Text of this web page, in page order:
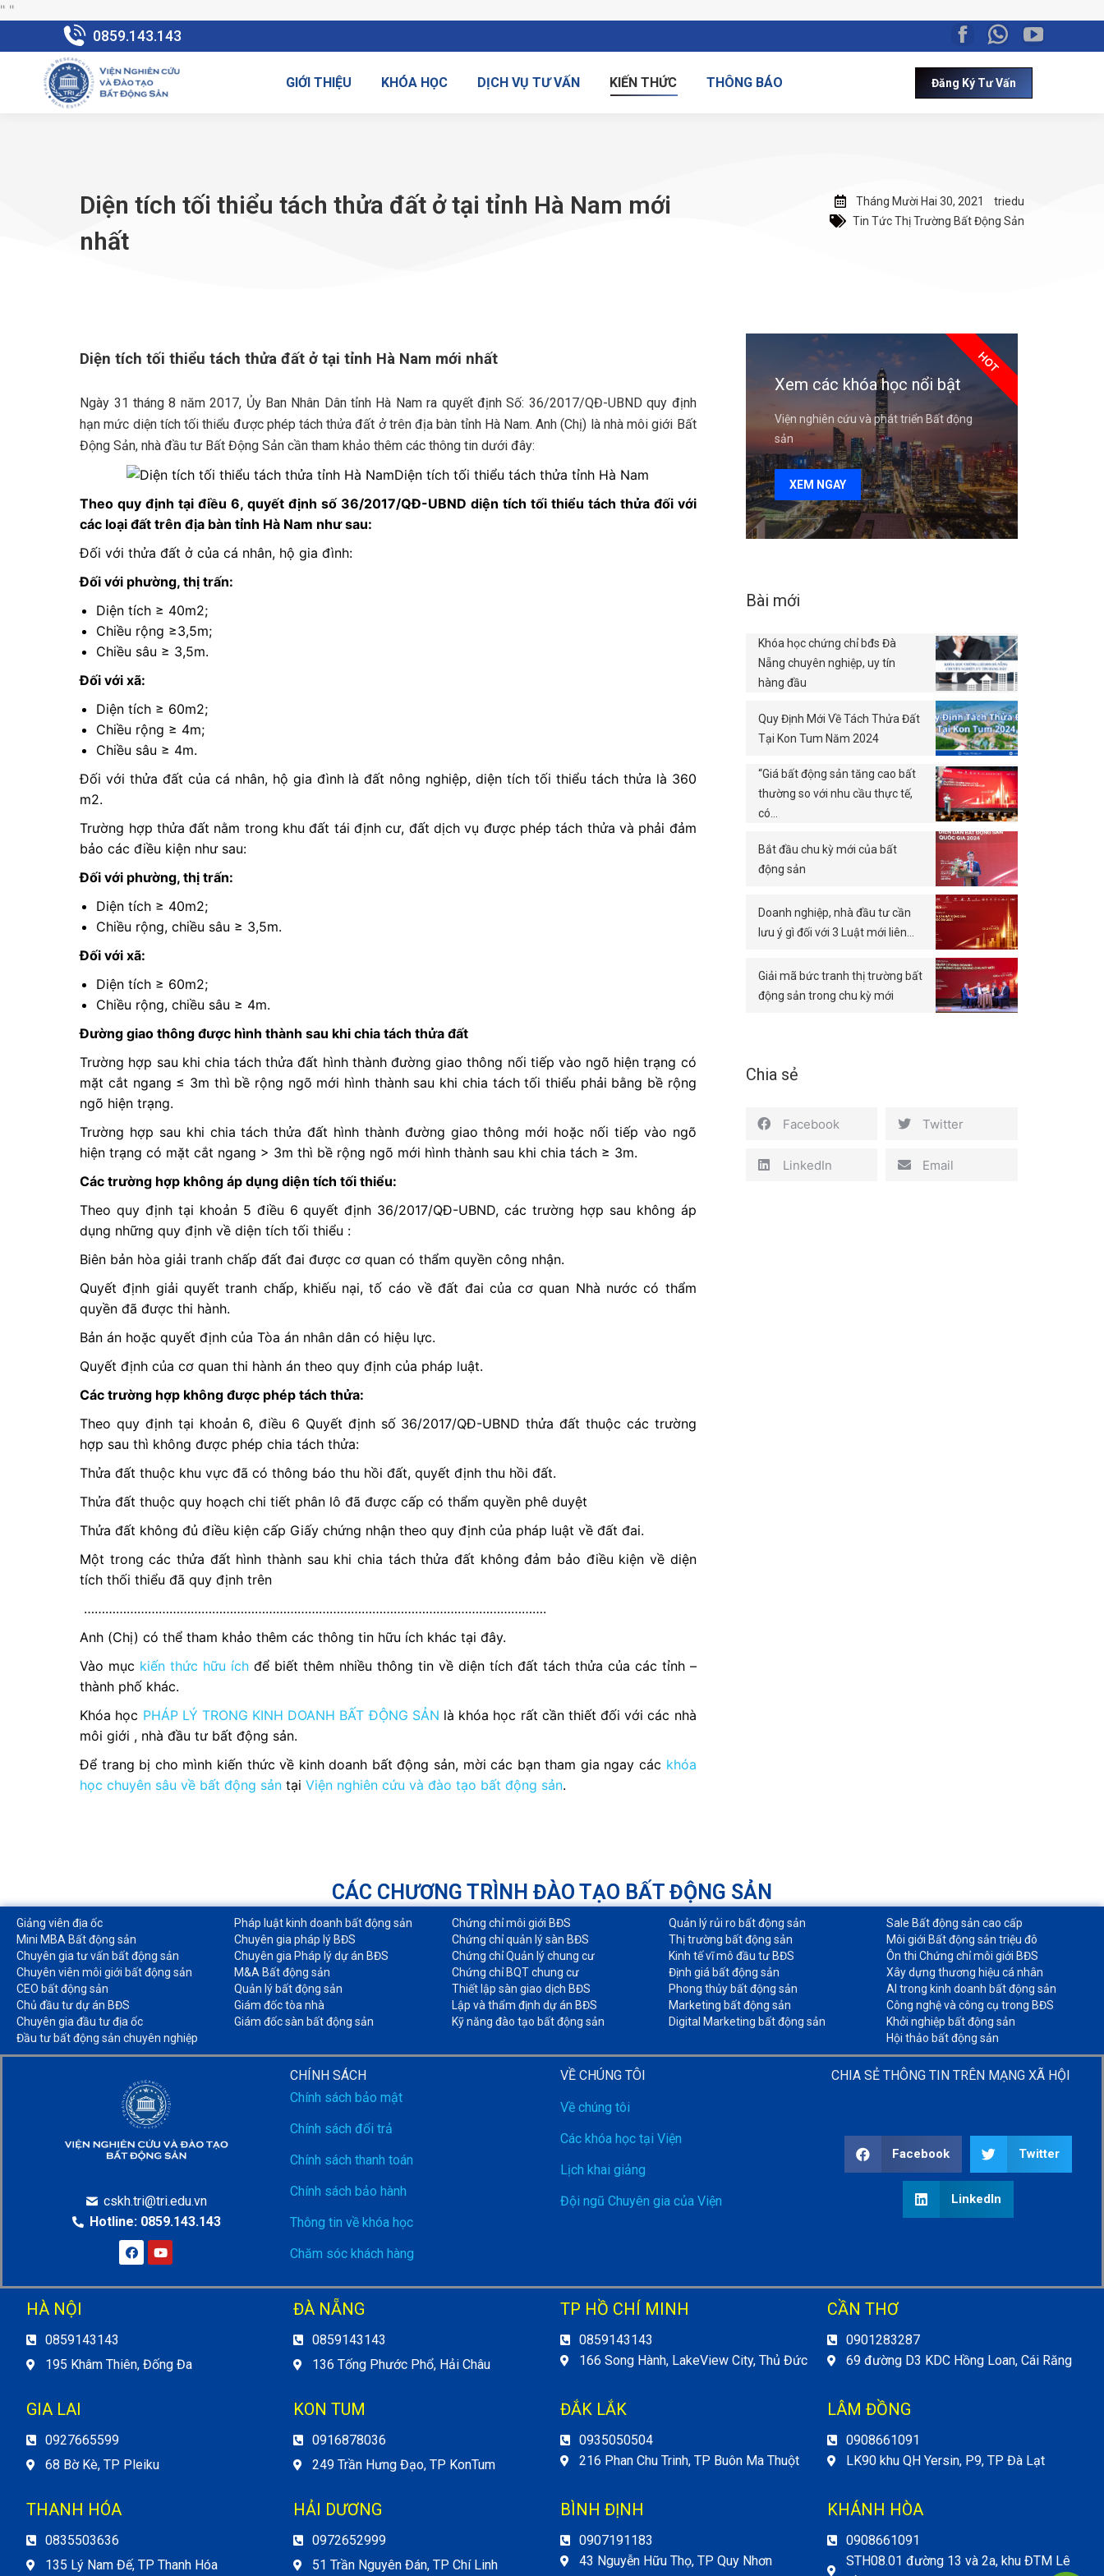
" "
0859.143.143
GIỚI THIỆU KHÓA HỌC DỊCH VỤ TƯ VẤN KIẾN THỨC THÔNG BÁO Đăng Ký Tư Vấn
Diện tích tối thiểu tách thửa đất ở tại tỉnh Hà Nam mới
nhất
Tháng Mười Hai 30, 2021
triedu
Tin Tức Thị Trường Bất Động Sản
Diện tích tối thiểu tách thửa đất ở tại tỉnh Hà Nam mới nhất
Ngày 31 tháng 8 năm 2017, Ủy Ban Nhân Dân tỉnh Hà Nam ra quyết định Số: 36/2017/QĐ-UBND quy định
hạn mức diện tích tối thiểu được phép tách thửa đất ở trên địa bàn tỉnh Hà Nam. Anh (Chị) là nhà môi giới Bất
Động Sản, nhà đầu tư Bất Động Sản cần tham khảo thêm các thông tin dưới đây:
Diện tích tối thiểu tách thửa tỉnh Hà Nam
Theo quy định tại điều 6, quyết định số 36/2017/QĐ-UBND diện tích tối thiểu tách thửa đối với
các loại đất trên địa bàn tỉnh Hà Nam như sau:
Đối với thửa đất ở của cá nhân, hộ gia đình:
Đối với phường, thị trấn:
Diện tích ≥ 40m2;
Chiều rộng ≥3,5m;
Chiều sâu ≥ 3,5m.
Đối với xã:
Diện tích ≥ 60m2;
Chiều rộng ≥ 4m;
Chiều sâu ≥ 4m.
Đối với thửa đất của cá nhân, hộ gia đình là đất nông nghiệp, diện tích tối thiểu tách thửa là 360
m2.
Trường hợp thửa đất nằm trong khu đất tái định cư, đất dịch vụ được phép tách thửa và phải đảm
bảo các điều kiện như sau:
Đối với phường, thị trấn:
Diện tích ≥ 40m2;
Chiều rộng, chiều sâu ≥ 3,5m.
Đối với xã:
Diện tích ≥ 60m2;
Chiều rộng, chiều sâu ≥ 4m.
Đường giao thông được hình thành sau khi chia tách thửa đất
Trường hợp sau khi chia tách thửa đất hình thành đường giao thông nối tiếp vào ngõ hiện trạng có
mặt cắt ngang ≤ 3m thì bề rộng ngõ mới hình thành sau khi chia tách tối thiểu phải bằng bề rộng
ngõ hiện trạng.
Trường hợp sau khi chia tách thửa đất hình thành đường giao thông mới hoặc nối tiếp vào ngõ
hiện trạng có mặt cắt ngang > 3m thì bề rộng ngõ mới hình thành sau khi chia tách ≥ 3m.
Các trường hợp không áp dụng diện tích tối thiểu:
Theo quy định tại khoản 5 điều 6 quyết định 36/2017/QĐ-UBND, các trường hợp sau không áp
dụng những quy định về diện tích tối thiểu :
Biên bản hòa giải tranh chấp đất đai được cơ quan có thẩm quyền công nhận.
Quyết định giải quyết tranh chấp, khiếu nại, tố cáo về đất đai của cơ quan Nhà nước có thẩm
quyền đã được thi hành.
Bản án hoặc quyết định của Tòa án nhân dân có hiệu lực.
Quyết định của cơ quan thi hành án theo quy định của pháp luật.
Các trường hợp không được phép tách thửa:
Theo quy định tại khoản 6, điều 6 Quyết định số 36/2017/QĐ-UBND thửa đất thuộc các trường
hợp sau thì không được phép chia tách thửa:
Thửa đất thuộc khu vực đã có thông báo thu hồi đất, quyết định thu hồi đất.
Thửa đất thuộc quy hoạch chi tiết phân lô đã được cấp có thẩm quyền phê duyệt
Thửa đất không đủ điều kiện cấp Giấy chứng nhận theo quy định của pháp luật về đất đai.
Một trong các thửa đất hình thành sau khi chia tách thửa đất không đảm bảo điều kiện về diện
tích thối thiểu đã quy định trên
………………………………………………………………………………………………………………….
Anh (Chị) có thể tham khảo thêm các thông tin hữu ích khác tại đây.
Vào mục kiến thức hữu ích để biết thêm nhiều thông tin về diện tích đất tách thửa của các tỉnh –
thành phố khác.
Khóa học PHÁP LÝ TRONG KINH DOANH BẤT ĐỘNG SẢN là khóa học rất cần thiết đối với các nhà
môi giới , nhà đầu tư bất động sản.
Để trang bị cho mình kiến thức về kinh doanh bất động sản, mời các bạn tham gia ngay các khóa
học chuyên sâu về bất động sản tạiViện nghiên cứu và đào tạo bất động sản.
Xem các khóa học nổi bật
Viện nghiên cứu và phát triển Bất động
sản
XEM NGAY
HOT
Bài mới
Khóa học chứng chỉ bđs Đà
Nẵng chuyên nghiệp, uy tín
hàng đầu
Quy Định Mới Về Tách Thửa Đất
Tại Kon Tum Năm 2024
“Giá bất động sản tăng cao bất
thường so với nhu cầu thực tế,
có…
Bắt đầu chu kỳ mới của bất
động sản
Doanh nghiệp, nhà đầu tư cần
lưu ý gì đối với 3 Luật mới liên…
Giải mã bức tranh thị trường bất
động sản trong chu kỳ mới
Chia sẻ
Facebook Twitter
LinkedIn Email
CÁC CHƯƠNG TRÌNH ĐÀO TẠO BẤT ĐỘNG SẢN
Giảng viên địa ốc
Mini MBA Bất động sản
Chuyên gia tư vấn bất động sản
Chuyên viên môi giới bất động sản​
CEO bất động sản
Chủ đầu tư dự án BĐS
Chuyên gia đầu tư địa ốc​
Đầu tư bất động sản chuyên nghiệp
Pháp luật kinh doanh bất động sản​
Chuyên gia pháp lý BĐS
Chuyên gia Pháp lý dự án BĐS
M&A Bất động sản​
Quản lý bất động sản
Giám đốc tòa nhà​
Giám đốc sàn bất động sản
Chứng chỉ môi giới BĐS​
Chứng chỉ quản lý sàn BĐS
Chứng chỉ Quản lý chung cư​
Chứng chỉ BQT chung cư​
Thiết lập sàn giao dịch BĐS​
Lập và thẩm định dự án BĐS​
Kỹ năng đào tạo bất động sản​
Quản lý rủi ro bất động sản​
Thị trường bất động sản​
Kinh tế vĩ mô đầu tư BĐS​
Định giá bất động sản​
Phong thủy bất động sản​
Marketing bất động sản​
Digital Marketing bất động sản​
Sale Bất động sản cao cấp​
Môi giới Bất động sản triệu đô​
Ôn thi Chứng chỉ môi giới BĐS​
Xây dựng thương hiệu cá nhân​
AI trong kinh doanh bất động sản​
Công nghệ và công cụ trong BĐS​
Khởi nghiệp bất động sản​
Hội thảo bất động sản​
cskh.tri@tri.edu.vn
Hotline: 0859.143.143
CHÍNH SÁCH
Chính sách bảo mật
Chính sách đổi trả
Chính sách thanh toán
Chính sách bảo hành
Thông tin về khóa học
Chăm sóc khách hàng
VỀ CHÚNG TÔI
Về chúng tôi
Các khóa học tại Viện
Lịch khai giảng
Đội ngũ Chuyên gia của Viện
CHIA SẺ THÔNG TIN TRÊN MẠNG XÃ HỘI
Facebook Twitter
LinkedIn
HÀ NỘI
0859143143
195 Khâm Thiên, Đống Đa
ĐÀ NẴNG
0859143143
136 Tống Phước Phổ, Hải Châu
TP HỒ CHÍ MINH
0859143143
166 Song Hành, LakeView City, Thủ Đức
CẦN THƠ
0901283287
69 đường D3 KDC Hồng Loan, Cái Răng
GIA LAI
0927665599
68 Bờ Kè, TP Pleiku
KON TUM
0916878036
249 Trần Hưng Đạo, TP KonTum
ĐẮK LẮK
0935050504
216 Phan Chu Trinh, TP Buôn Ma Thuột
LÂM ĐỒNG
0908661091
LK90 khu QH Yersin, P9, TP Đà Lạt
THANH HÓA
0835503636
135 Lý Nam Đế, TP Thanh Hóa
HẢI DƯƠNG
0972652999
51 Trần Nguyên Đán, TP Chí Linh
BÌNH ĐỊNH
0907191183
43 Nguyễn Hữu Thọ, TP Quy Nhơn
KHÁNH HÒA
0908661091
STH08.01 đường 13 và 2a, khu ĐTM Lê